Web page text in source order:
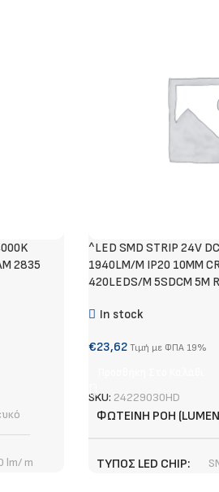
2835
lm/ m
^LED SMD STRIP 24V
1940LM/M IP20 10MM
420LEDS/M 5SDCM 5M
In stock
€23,62 Τιμή με ΦΠΑ 19%
SKU: 24229030HD
ΦΩΤΕΙΝΉ ΡΟΉ
ΤΎΠΟΣ LED CHIP